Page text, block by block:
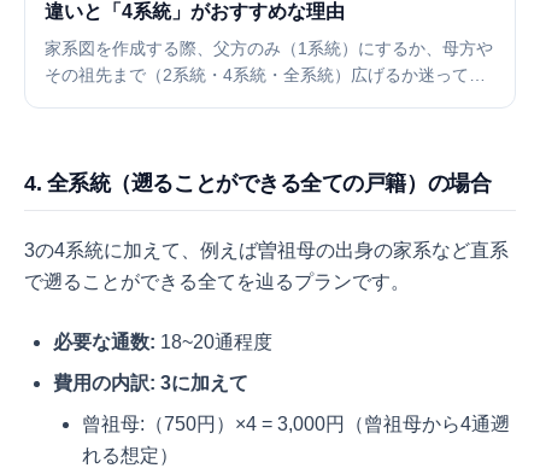
違いと「4系統」がおすすめな理由
家系図を作成する際、父方のみ（1系統）にするか、母方や
その祖先まで（2系統・4系統・全系統）広げるか迷ってい
4. 全系統（遡ることができる全ての戸籍）の場合
3の4系統に加えて、例えば曽祖母の出身の家系など直系
で遡ることができる全てを辿るプランです。
必要な通数: 18~20通程度
費用の内訳: 3に加えて
曾祖母:（750円）×4 = 3,000円（曾祖母から4通遡
れる想定）